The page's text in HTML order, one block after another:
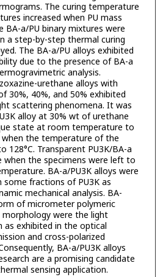
The curing temperature
increased when PU mass
BA-a/PU binary mixtures were
a step-by-step thermal curing
The BA-a/PU alloys exhibited
due to the presence of BA-a
analysis.
urethane alloys with
30%, 40%, and 50% exhibited
scattering phenomena. It was
alloy at 30% wt of urethane
state at room temperature to
the temperature of the
128°C. Transparent PU3K/BA-a
when the specimens were left to
BA-a/PU3K alloys were
fractions of PU3K as
mechanical analysis. BA-
of micrometer polymeric
were the light
exhibited in the optical
and cross-polarized
BA-a/PU3K alloys
are a promising candidate
sensing application.